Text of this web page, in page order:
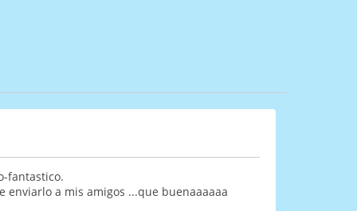
fantastico.
enviarlo a mis amigos ...que buenaaaaaa